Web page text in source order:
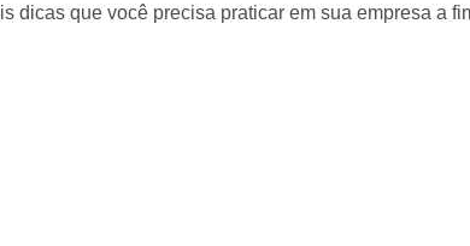
dicas que você precisa praticar em sua empresa a